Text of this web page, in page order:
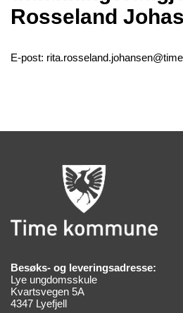
Rosseland
E-post:
Besøks- og leveringsadresse:
Lye ungdomsskule
Kvartsvegen 5A
4347 Lyefjell